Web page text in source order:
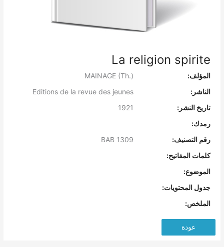
La religion spirite
المؤلف:
الناشر:
Editions de la revue des jeunes
تاريخ النشر:
رمدك:
رقم التصنيف:
كلمات المفاتيح:
الموضوع:
جدول المحتويات:
الملخص:
عودة